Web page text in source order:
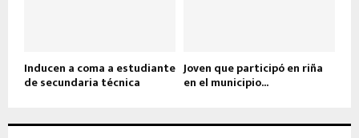
Inducen a coma a estudiante
de secundaria técnica
Joven que participó en riña
en el municipio...